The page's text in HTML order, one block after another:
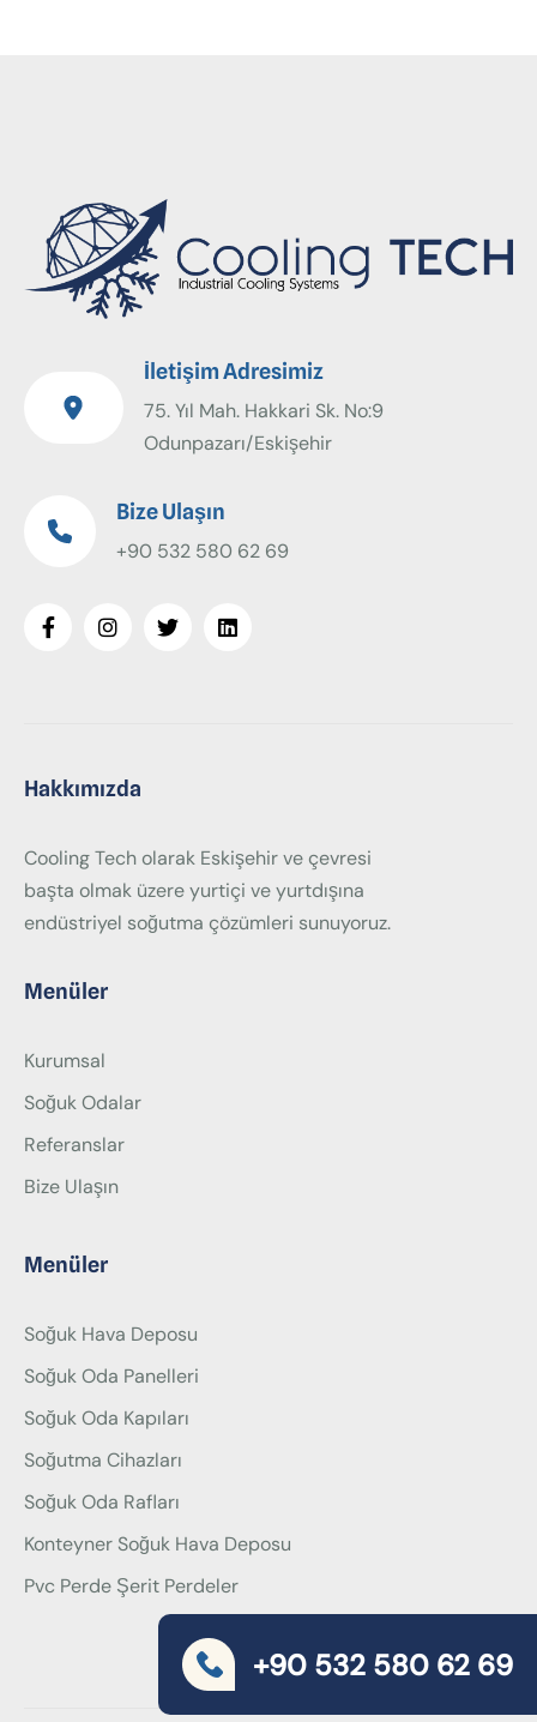
İletişim Adresimiz
75. Yıl Mah. Hakkari Sk. No:9
Odunpazarı/Eskişehir
Bize Ulaşın
+90 532 580 62 69
Hakkımızda
Cooling Tech olarak Eskişehir ve çevresi
başta olmak üzere yurtiçi ve yurtdışına
endüstriyel soğutma çözümleri sunuyoruz.
Menüler
Kurumsal
Soğuk Odalar
Referanslar
Bize Ulaşın
Menüler
Soğuk Hava Deposu
Soğuk Oda Panelleri
Soğuk Oda Kapıları
Soğutma Cihazları
Soğuk Oda Rafları
Konteyner Soğuk Hava Deposu
Pvc Perde Şerit Perdeler
+90 532 580 62 69